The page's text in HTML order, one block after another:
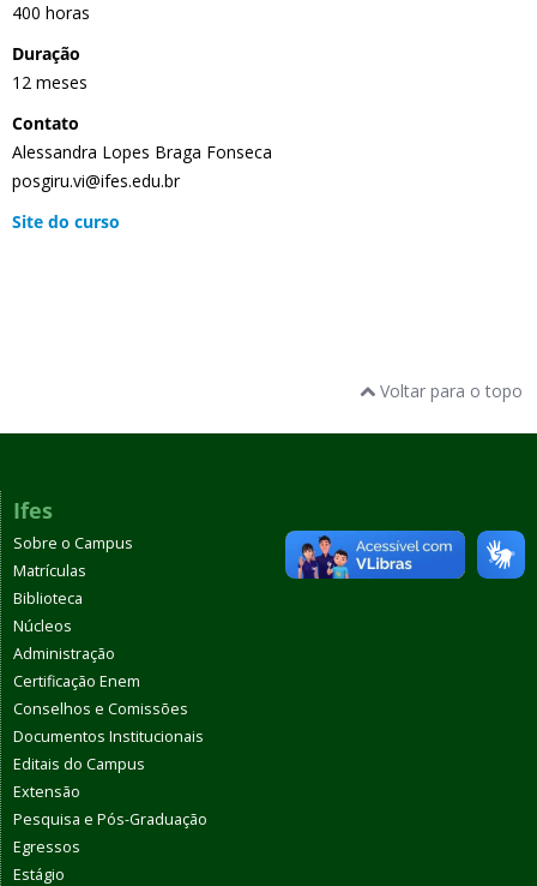
400 horas
Duração
12 meses
Contato
Alessandra Lopes Braga Fonseca
posgiru.vi@ifes.edu.br
Site do curso
Voltar para o topo
Ifes
Sobre o Campus
Matrículas
Biblioteca
Núcleos
Administração
Certificação Enem
Conselhos e Comissões
Documentos Institucionais
Editais do Campus
Extensão
Pesquisa e Pós-Graduação
Egressos
Estágio